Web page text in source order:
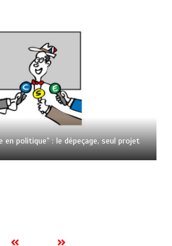
en politique” : le dépeçage, seul projet